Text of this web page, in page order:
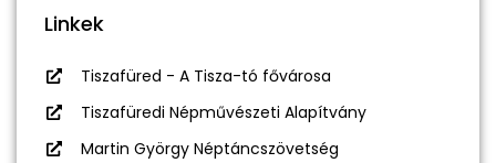
Linkek
Tiszafüred - A Tisza-tó fővárosa
Tiszafüredi Népművészeti Alapítvány
Martin György Néptáncszövetség